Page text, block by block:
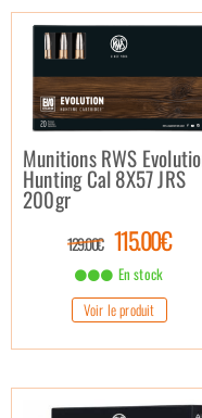
Munitions RWS
Hunting Cal 8X57 JRS
200gr
129.00€ 115.00€
En stock
Voir le produit